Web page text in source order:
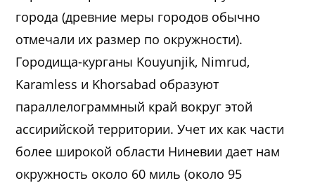
города (древние меры городов обычно
отмечали их размер по окружности).
Городища-курганы Kouyunjik, Nimrud,
Karamless и Khorsabad образуют
параллелограммный край вокруг этой
ассирийской территории. Учет их как части
более широкой области Ниневии дает нам
окружность около 60 миль (около 95